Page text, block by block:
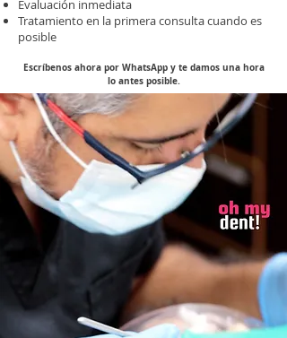
Evaluación inmediata
Tratamiento en la primera consulta cuando es
posible
Escríbenos ahora por WhatsApp y te damos una hora
lo antes posible.